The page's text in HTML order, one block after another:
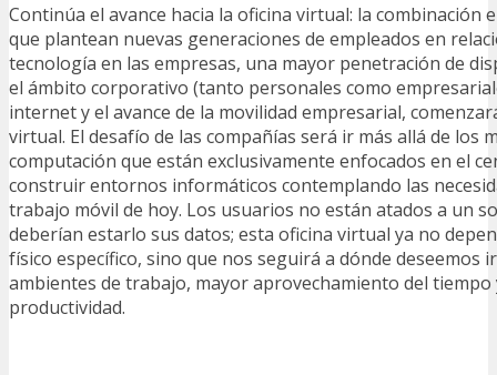
Continúa el avance hacia la oficina virtual: la combinación
que plantean nuevas generaciones de empleados en
tecnología en las empresas, una mayor penetración de
el ámbito corporativo (tanto personales como
internet y el avance de la movilidad empresarial,
virtual. El desafío de las compañías será ir más allá de los
computación que están exclusivamente enfocados en el
construir entornos informáticos contemplando las
trabajo móvil de hoy. Los usuarios no están atados a un
deberían estarlo sus datos; esta oficina virtual ya no
físico específico, sino que nos seguirá a dónde deseemos
ambientes de trabajo, mayor aprovechamiento del
productividad.